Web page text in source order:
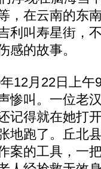
，在云南的东
利叫寿星街，
感的故事。
12月22日上午
惨叫。一位老
记得就在她打
地跑了。丘北
案的工具，一